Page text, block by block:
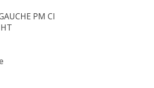
PM CI
HT